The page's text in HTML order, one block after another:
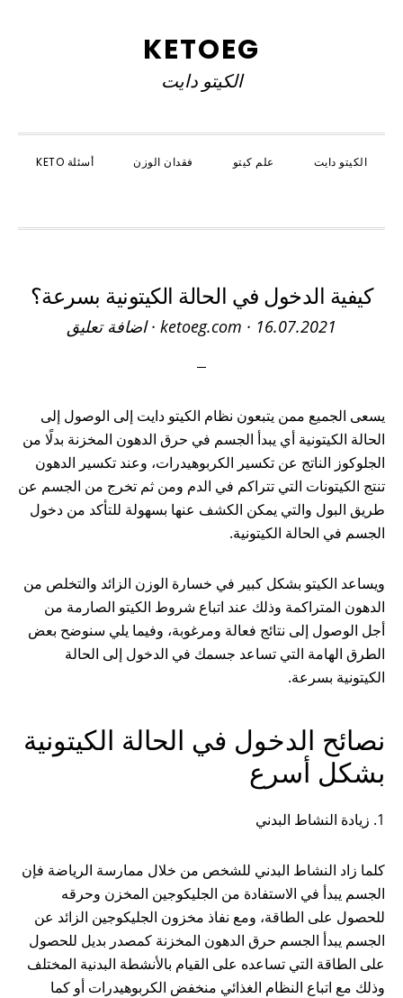
KETOEG
الكيتو دايت
الكيتو دايت علم كيتو فقدان الوزن أسئلة KETO
كيفية الدخول في الحالة الكيتونية بسرعة؟
ketoeg.com · 16.07.2021
·اضافة تعليق
يسعى الجميع ممن يتبعون نظام الكيتو دايت إلى الوصول إلى
الحالة الكيتونية أي يبدأ الجسم في حرق الدهون المخزنة بدلًا من
الجلوكوز الناتج عن تكسير الكربوهيدرات، وعند تكسير الدهون
تنتج الكيتونات التي تتراكم في الدم ومن ثم تخرج من الجسم عن
طريق البول والتي يمكن الكشف عنها بسهولة للتأكد من دخول
الجسم في الحالة الكيتونية.
ويساعد الكيتو بشكل كبير في خسارة الوزن الزائد والتخلص من
الدهون المتراكمة وذلك عند اتباع شروط الكيتو الصارمة من
أجل الوصول إلى نتائج فعالة ومرغوبة، وفيما يلي سنوضح بعض
الطرق الهامة التي تساعد جسمك في الدخول إلى الحالة
الكيتونية بسرعة.
نصائح الدخول في الحالة الكيتونية
بشكل أسرع
1. زيادة النشاط البدني
كلما زاد النشاط البدني للشخص من خلال ممارسة الرياضة فإن
الجسم يبدأ في الاستفادة من الجليكوجين المخزن وحرقه
للحصول على الطاقة، ومع نفاذ مخزون الجليكوجين الزائد عن
الجسم يبدأ الجسم حرق الدهون المخزنة كمصدر بديل للحصول
على الطاقة التي تساعده على القيام بالأنشطة البدنية المختلف
وذلك مع اتباع النظام الغذائي منخفض الكربوهيدرات أو كما